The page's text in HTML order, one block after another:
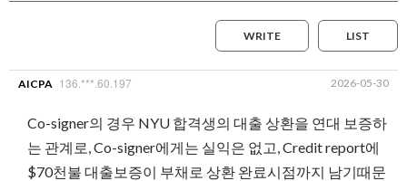
LIST
WRITE
AICPA 136.***.60.197 2026-05-30
Co-signer의 경우 NYU 합격생의 대출 상환을 연대 보증하
는 관계로, Co-signer에게는 실익은 없고, Credit report에
$70천불 대출보증이 부채로 상환 완료시점까지 남기때문